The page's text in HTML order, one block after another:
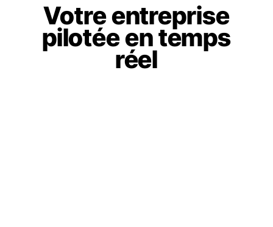
Votre entreprise
pilotée en temps
réel